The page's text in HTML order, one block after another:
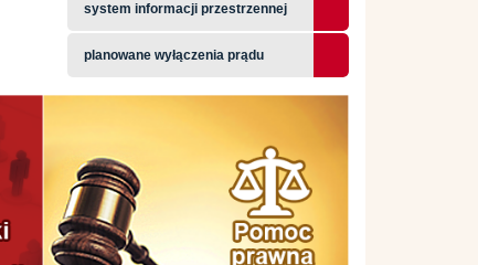
system informacji przestrzennej
planowane wyłączenia prądu